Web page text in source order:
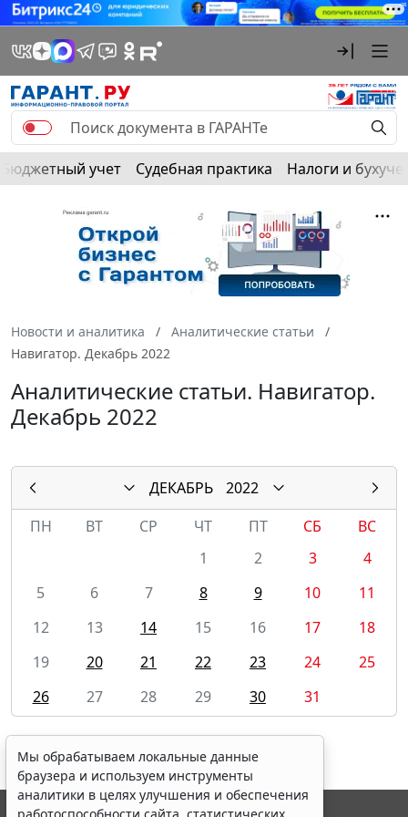
Бюджетный учет Судебная практика Налоги и
Новости и аналитика
Аналитические статьи
Навигатор. Декабрь 2022
Аналитические статьи. Навигатор.
Декабрь 2022
ДЕКАБРЬ
2022
ПН
ВТ СР ЧТ ПТ СБ
ВС
1
2 3
4
5
6 7 8 9 10
11
12
13 14 15 16 17
18
19
20 21 22 23 24
25
26
27 28 29 30 31
Мы обрабатываем локальные данные
браузера и используем инструменты
аналитики в целях улучшения и обеспечения